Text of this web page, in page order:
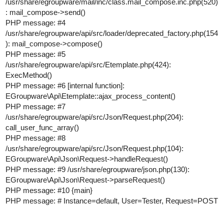
/usr/share/egroupware/mail/inc/class.mail_compose.inc.php(520)
: mail_compose->send()
PHP message: #4
/usr/share/egroupware/api/src/loader/deprecated_factory.php(154
): mail_compose->compose()
PHP message: #5
/usr/share/egroupware/api/src/Etemplate.php(424):
ExecMethod()
PHP message: #6 [internal function]:
EGroupware\Api\Etemplate::ajax_process_content()
PHP message: #7
/usr/share/egroupware/api/src/Json/Request.php(204):
call_user_func_array()
PHP message: #8
/usr/share/egroupware/api/src/Json/Request.php(104):
EGroupware\Api\Json\Request->handleRequest()
PHP message: #9 /usr/share/egroupware/json.php(130):
EGroupware\Api\Json\Request->parseRequest()
PHP message: #10 {main}
PHP message: # Instance=default, User=Tester, Request=POST